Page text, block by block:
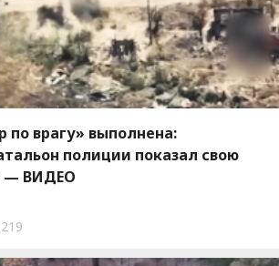
по врагу» выполнена:
полиции показал свою
— ВИДЕО